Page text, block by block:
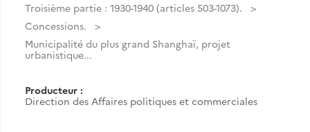
Troisième partie : 1930-1940 (articles 503-1073).
Concessions.
Municipalité du plus grand Shanghaï, projet
urbanistique...
Producteur :
Direction des Affaires politiques et commerciales